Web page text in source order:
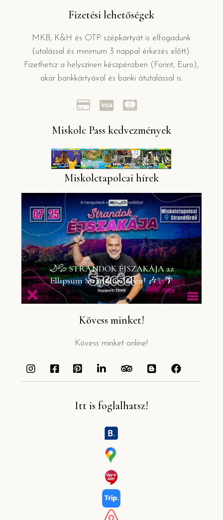
Fizetési lehetőségek
MKB, K&H és OTP szépkártyát is elfogadunk
(utalással és minimum 3 nappal érkezés előtt).
Fizethetsz a helyszínen készpénzben (Forint, Euro),
akár bankkártyával és banki átutalással is.
Miskolc Pass kedvezmények
Miskolctapolcai hírek
🌙💦 STRANDOK ÉJSZAKÁJA az
Ellipsum Strandfürdőben! 🎶✨🌴
Kövess minket!
Kövess minket online!
Itt is foglalhatsz!